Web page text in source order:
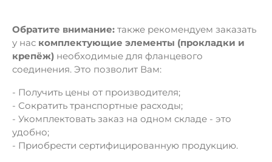
Обратите внимание: также рекомендуем заказать
у нас комплектующие элементы (прокладки и
крепёж) необходимые для фланцевого
соединения. Это позволит Вам:
- Получить цены от производителя;
- Сократить транспортные расходы;
- Укомплектовать заказ на одном складе - это
удобно;
- Приобрести сертифицированную продукцию.